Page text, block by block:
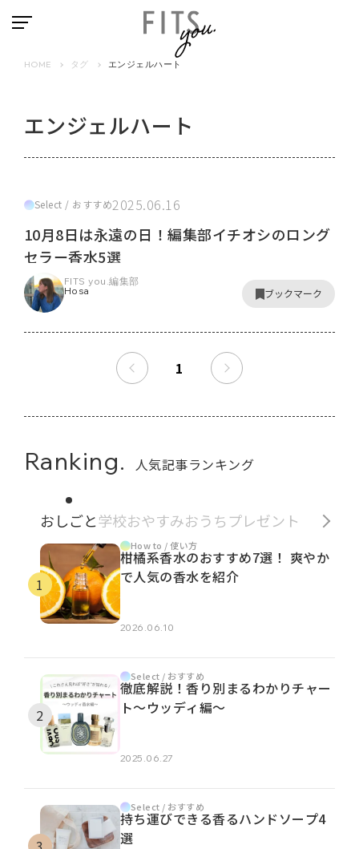
HOME タグ エンジェルハート
エンジェルハート
Select / おすすめ2025.06.16
10月8日は永遠の日！編集部イチオシのロング
セラー香水5選
FITS you.編集部
Hosa
ブックマーク
1
Ranking. 人気記事ランキング
おしごと学校おやすみおうち プレゼント
How to / 使い方
柑橘系香水のおすすめ7選！ 爽やか
で人気の香水を紹介
2026.06.10
Select / おすすめ
徹底解説！香り別まるわかりチャー
ト～ウッディ編～
2025.06.27
Select / おすすめ
持ち運びできる香るハンドソープ4
選